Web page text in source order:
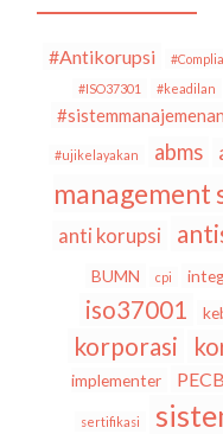
#Antikorupsi
#ISO37301 #keadilan
#ujikelayakan abms
management
anti korupsi
BUMN cpi
iso37001
korporasi
implementer
PECB
sertifikasi